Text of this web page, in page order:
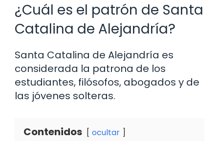
¿Cuál es el patrón de Santa
Catalina de Alejandría?
Santa Catalina de Alejandría es
considerada la patrona de los
estudiantes, filósofos, abogados y de
las jóvenes solteras.
Contenidos ocultar